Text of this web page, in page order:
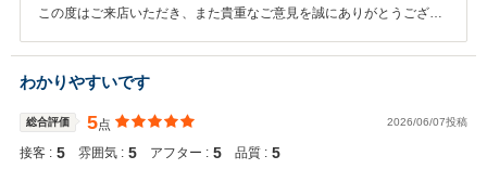
この度はご来店いただき、また貴重なご意見を誠にありがとうござい
大変光栄に存じます。 しかしながら、スタッフの声が小さく聞き取り
づらかった点、ならびにカフェメニューについてご期待に沿えなかっ
た点につきまして、大変申し訳ございませんでした。 せっかくの丁寧
な説明も、お客様にしっかり届かなければ意味がないとスタッフ一同
猛省しております。今後は聞き取りやすいハキハキとした発声を店舗
全体で意識し、改善に努めてまいります。また、ドリンクやケーキの
わかりやすいです
総合評価 5点 2026/06/07投稿
接客 : 5 雰囲気 : 5 アフター : 5 品質 : 5